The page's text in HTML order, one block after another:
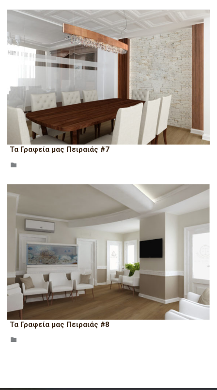
Τα Γραφεία μας Πειραιάς #7

Τα Γραφεία μας Πειραιάς #8
